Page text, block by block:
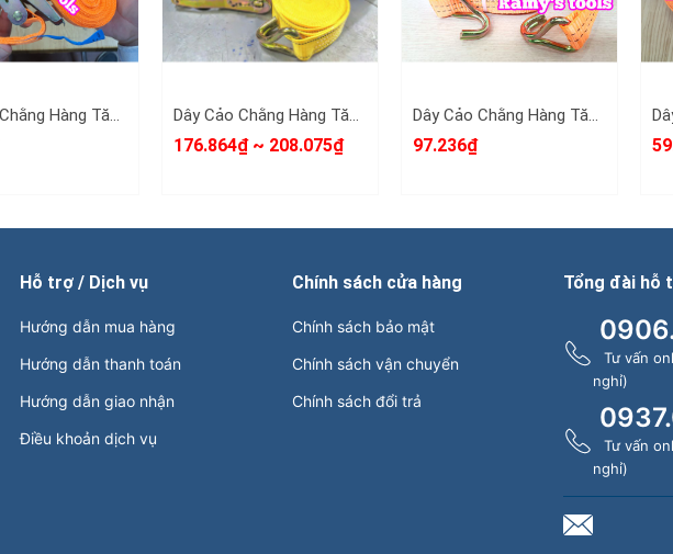
Dây Cảo Chằng Hàng Tăng Đơ 25mm 6m (6 Mét) (Dây Cảo Hàng, Dây Chằng Hàng) Dây Cảo Chằng Hàng Tăng Đơ 50mm St-212 6 Mét 8 Mét 10 Mét (Dây Cảo Hàng, Dây Chằng Hàng) ( bán lẻ 1 bộ theo từng size)
176.864₫ ~ 208.075₫
Dây Cảo Chằng Hàng Tăng Đơ 35mm 6m (6 Mét) (Dây Chằng Hàng, Dây Cảo Hàng)
97.236₫
Hỗ trợ / Dịch vụ
Hướng dẫn mua hàng
Hướng dẫn thanh toán
Hướng dẫn giao nhận
Điều khoản dịch vụ
Chính sách cửa hàng
Chính sách bảo mật
Chính sách vận chuyển
Chính sách đổi trả
Tổng đài hỗ
Tư vấn
nghỉ)
Tư vấn
nghỉ)